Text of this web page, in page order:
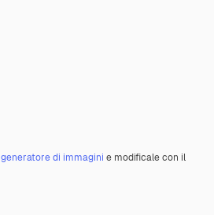
generatore di immagini e modificale con il